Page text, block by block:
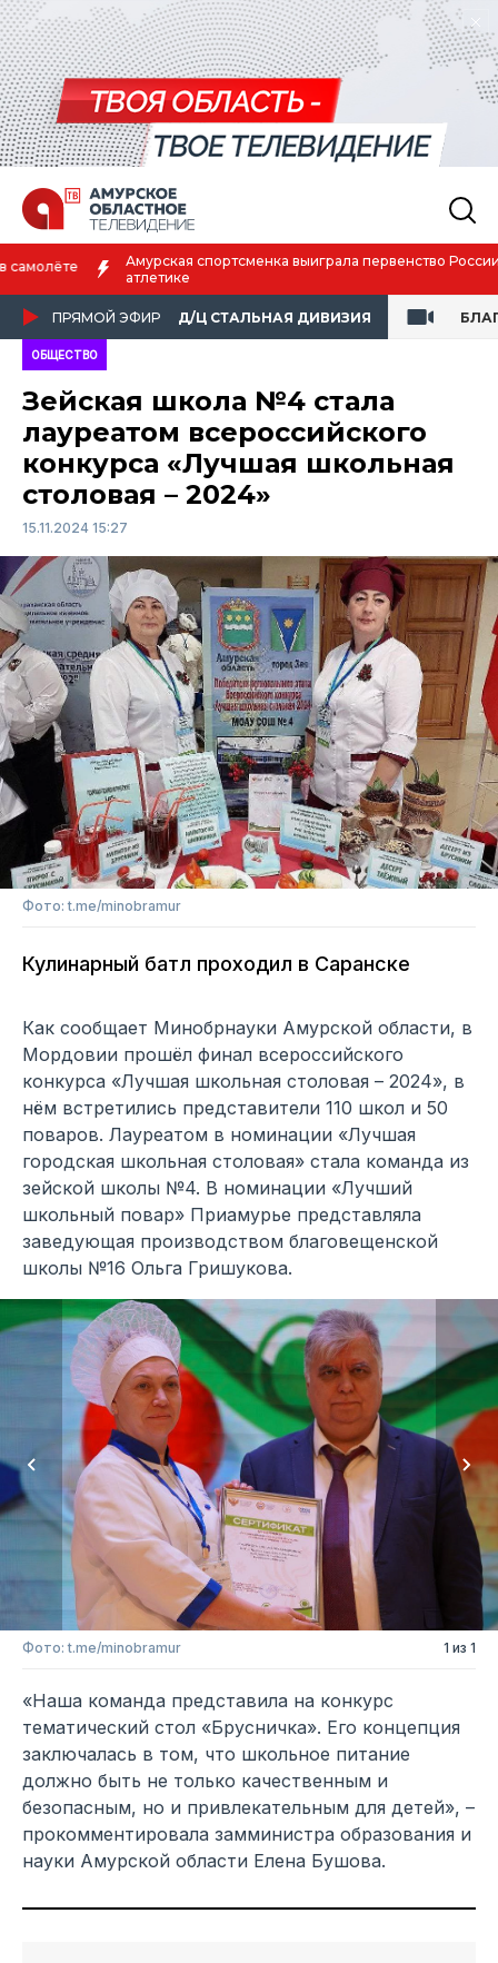
Амурская спортсменка выиграла первенство России по лёгкой
атлетике
ПРЯМОЙ ЭФИР Д/Ц СТАЛЬНАЯ ДИВИЗИЯ
ОБЩЕСТВО
Зейская школа №4 стала
лауреатом всероссийского
конкурса «Лучшая школьная
столовая – 2024»
15.11.2024 15:27
Фото: t.me/minobramur
Кулинарный батл проходил в Саранске
Как сообщает Минобрнауки Амурской области, в
Мордовии прошёл финал всероссийского
конкурса «Лучшая школьная столовая – 2024», в
нём встретились представители 110 школ и 50
поваров. Лауреатом в номинации «Лучшая
городская школьная столовая» стала команда из
зейской школы №4. В номинации «Лучший
школьный повар» Приамурье представляла
заведующая производством благовещенской
школы №16 Ольга Гришукова.
Фото: t.me/minobramur 1 из 1
«Наша команда представила на конкурс
тематический стол «Брусничка». Его концепция
заключалась в том, что школьное питание
должно быть не только качественным и
безопасным, но и привлекательным для детей», –
прокомментировала замминистра образования и
науки Амурской области Елена Бушова.